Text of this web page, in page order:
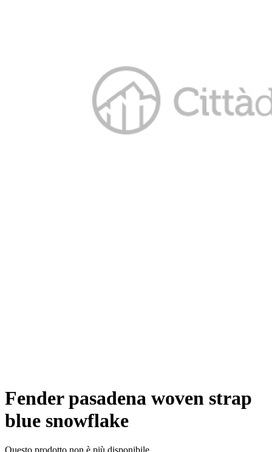
Fender pasadena woven strap
blue snowflake